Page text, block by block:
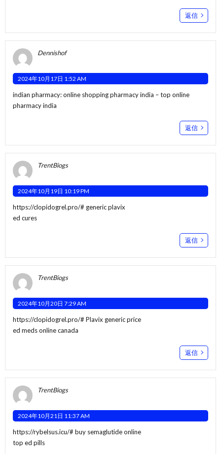
返信
Dennishof
2024年10月17日 1:52 AM
indian pharmacy:online shopping pharmacy india – top online
pharmacy india
返信
TrentBiogs
2024年10月19日 10:19 PM
https://clopidogrel.pro/# generic plavix
ed cures
返信
TrentBiogs
2024年10月20日 7:29 AM
https://clopidogrel.pro/# Plavix generic price
ed meds online canada
返信
TrentBiogs
2024年10月21日 11:37 AM
https://rybelsus.icu/# buy semaglutide online
top ed pills